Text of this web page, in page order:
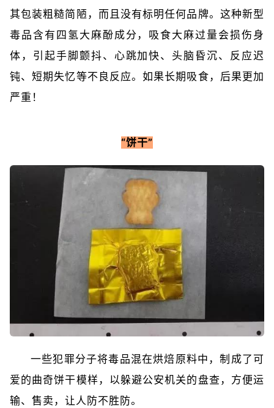
其包装粗糙简陋，而且没有标明任何品牌。这种新型
毒品含有四氢大麻酚成分，吸食大麻过量会损伤身
体，引起手脚颤抖、心跳加快、头脑昏沉、反应迟
钝、短期失忆等不良反应。如果长期吸食，后果更加
严重！
“饼干”
一些犯罪分子将毒品混在烘焙原料中，制成了可
爱的曲奇饼干模样，以躲避公安机关的盘查，方便运
输、售卖，让人防不胜防。